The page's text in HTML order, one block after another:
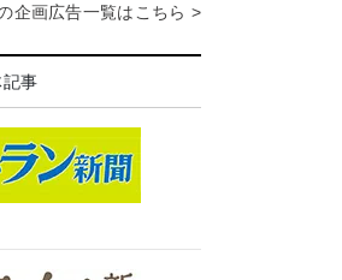
企画広告一覧はこちら >
事